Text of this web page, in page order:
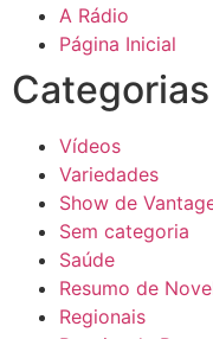
A Rádio
Página Inicial
Categorias
Vídeos
Variedades
Show de
Sem categoria
Saúde
Resumo de
Regionais